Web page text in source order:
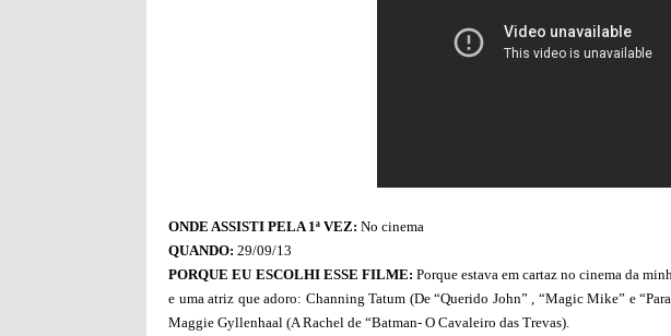
ONDE ASSISTI PELA 1ª VEZ: No cinema
QUANDO: 29/09/13
PORQUE EU ESCOLHI ESSE FILME: Porque estava em cartaz no cinema da
e uma atriz que adoro: Channing Tatum (De “Querido John” , “Magic Mike” e
Maggie Gyllenhaal (A Rachel de “Batman- O Cavaleiro das Trevas).